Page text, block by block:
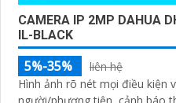
CAMERA IP 2MP DAHUA
IL-BLACK
5%-35%
liên hệ
Hình ảnh rõ nét mọi điều kiện